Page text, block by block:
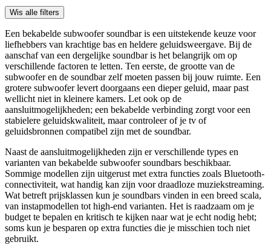
Wis alle filters
Een bekabelde subwoofer soundbar is een uitstekende keuze voor
liefhebbers van krachtige bas en heldere geluidsweergave. Bij de
aanschaf van een dergelijke soundbar is het belangrijk om op
verschillende factoren te letten. Ten eerste, de grootte van de
subwoofer en de soundbar zelf moeten passen bij jouw ruimte. Een
grotere subwoofer levert doorgaans een dieper geluid, maar past
wellicht niet in kleinere kamers. Let ook op de
aansluitmogelijkheden; een bekabelde verbinding zorgt voor een
stabielere geluidskwaliteit, maar controleer of je tv of
geluidsbronnen compatibel zijn met de soundbar.
Naast de aansluitmogelijkheden zijn er verschillende types en
varianten van bekabelde subwoofer soundbars beschikbaar.
Sommige modellen zijn uitgerust met extra functies zoals Bluetooth-
connectiviteit, wat handig kan zijn voor draadloze muziekstreaming.
Wat betreft prijsklassen kun je soundbars vinden in een breed scala,
van instapmodellen tot high-end varianten. Het is raadzaam om je
budget te bepalen en kritisch te kijken naar wat je echt nodig hebt;
soms kun je besparen op extra functies die je misschien toch niet
gebruikt.